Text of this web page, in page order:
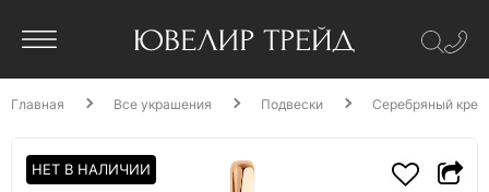
Главная Все украшения Подвески Серебряный
НЕТ В НАЛИЧИИ